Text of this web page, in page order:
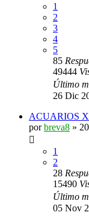
1
2
3
4
5
85
49444
Último
26 Dic
ACUARIOS
porbreva8 »
1
2
28
15490
Último
05 Nov